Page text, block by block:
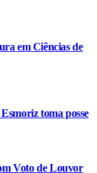
em Ciências de
toma posse
Voto de Louvor